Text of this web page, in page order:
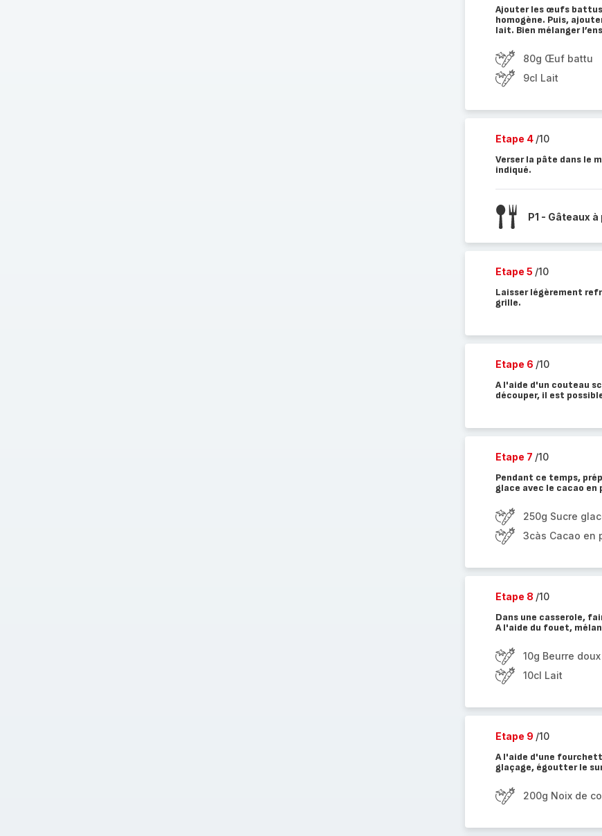
Ajouter les œufs
homogène. Puis,
lait. Bien mélanger
80g Œuf battu
9cl Lait
Etape 4 /10
Verser la pâte dans le
indiqué.
P1 - Gâteaux
Etape 5 /10
Laisser légèrement
grille.
Etape 6 /10
A l'aide d'un couteau
découper, il est
Etape 7 /10
Pendant ce temps,
glace avec le cacao en
250g Sucre
3càs Cacao en
Etape 8 /10
Dans une casserole,
A l'aide du fouet,
10g Beurre doux
10cl Lait
Etape 9 /10
A l'aide d'une
glaçage, égoutter le
200g Noix de